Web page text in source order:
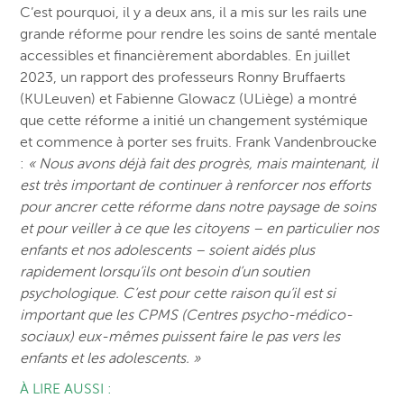
C’est pourquoi, il y a deux ans, il a mis sur les rails une
grande réforme pour rendre les soins de santé mentale
accessibles et financièrement abordables. En juillet
2023, un rapport des professeurs Ronny Bruffaerts
(KULeuven) et Fabienne Glowacz (ULiège) a montré
que cette réforme a initié un changement systémique
et commence à porter ses fruits. Frank Vandenbroucke
: « Nous avons déjà fait des progrès, mais maintenant, il
est très important de continuer à renforcer nos efforts
pour ancrer cette réforme dans notre paysage de soins
et pour veiller à ce que les citoyens – en particulier nos
enfants et nos adolescents – soient aidés plus
rapidement lorsqu’ils ont besoin d’un soutien
psychologique. C’est pour cette raison qu’il est si
important que les CPMS (Centres psycho-médico-
sociaux) eux-mêmes puissent faire le pas vers les
enfants et les adolescents. »
À LIRE AUSSI :